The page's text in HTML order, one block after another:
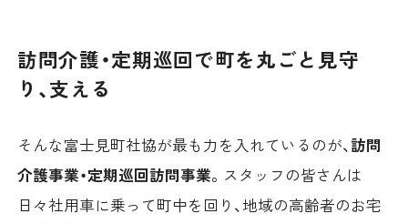
訪問介護・定期巡回で町を丸ごと見守
り、支える
そんな富士見町社協が最も力を入れているのが、訪問
介護事業・定期巡回訪問事業。スタッフの皆さんは
日々社用車に乗って町中を回り、地域の高齢者のお宅